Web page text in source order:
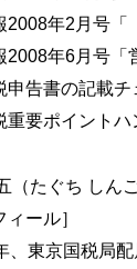
控除
控除
とり親控除勤労
者控除配偶者特別
控除特定親族特
計算
林所得金額の税
渡所得金額の税
2008年2月号「
2008年6月号「
申告書の記載
重要ポイント
（たぐち しんご
ィール］
、東京国税局